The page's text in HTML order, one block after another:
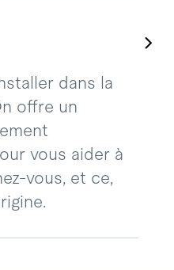
dans la
offre un
vous aider à
vous, et ce,